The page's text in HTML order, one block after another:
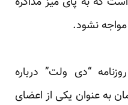
مواجه نشود.
“دی ولت” درباره
به عنوان یکی از اعضای